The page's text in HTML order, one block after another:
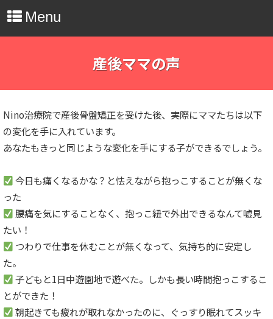
Menu
産後ママの声
Nino治療院で産後骨盤矯正を受けた後、実際にママたちは以下
の変化を手に入れています。
あなたもきっと同じような変化を手にする子ができるでしょう。
今日も痛くなるかな？と怯えながら抱っこすることが無くな
った
腰痛を気にすることなく、抱っこ紐で外出できるなんて嘘見
たい！
つわりで仕事を休むことが無くなって、気持ち的に安定し
た。
子どもと1日中遊園地で遊べた。しかも長い時間抱っこするこ
とができた！
朝起きても疲れが取れなかったのに、ぐっすり眠れてスッキ